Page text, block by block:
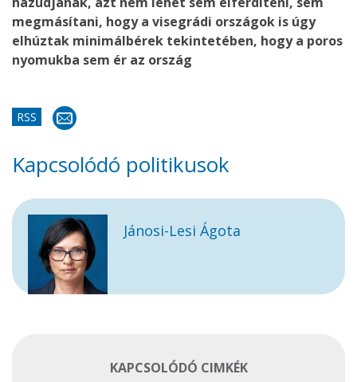
megmásítani, hogy a visegrádi országok is úgy
elhúztak minimálbérek tekintetében, hogy a poros
nyomukba sem ér az ország
RSS
Kapcsolódó politikusok
Jánosi-Lesi Ágota
KAPCSOLÓDÓ CIMKÉK